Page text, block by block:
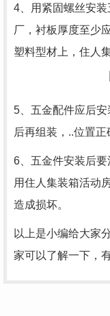
4、用紧固螺丝安
厂，衬板厚度至少
塑料型材上，住人
5、五金配件应后
后再组装，..位置正
6、五金件安装后
用住人集装箱活动
造成损坏。
以上是小编给大家
家可以了解一下，